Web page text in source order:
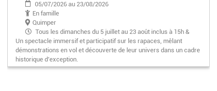
05/07/2026 au 23/08/2026
En famille
Quimper
Tous les dimanches du 5 juillet au 23 août inclus à 15h &
17h
Un spectacle immersif et participatif sur les rapaces, mêlant
démonstrations en vol et découverte de leur univers dans un cadre
historique d’exception.